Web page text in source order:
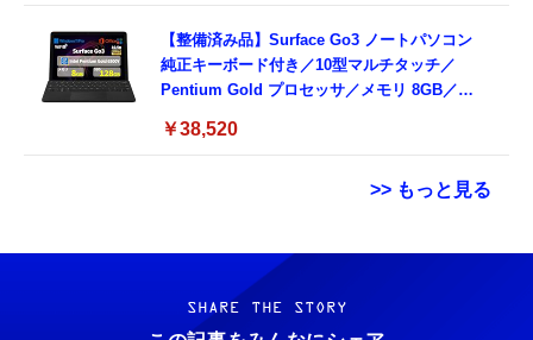
【整備済み品】Surface Go3 ノートパソコン
純正キーボード付き／10型マルチタッチ／
Pentium Gold プロセッサ／メモリ 8GB／
Bluetooth5.0／USB-C／1080p顔認証カメラ
￥38,520
>> もっと見る
Grithope イヤホン タイプC【2026新モデル
耐久性】 有線イヤホン マイク付き HiFi音質
ノイズ低減 重低音 遅延なし
霊界コミュニケーションロボット BAKETAN
WARASHI ばけたん ワラシ 改 KAI
￥5,400
SHARE THE STORY